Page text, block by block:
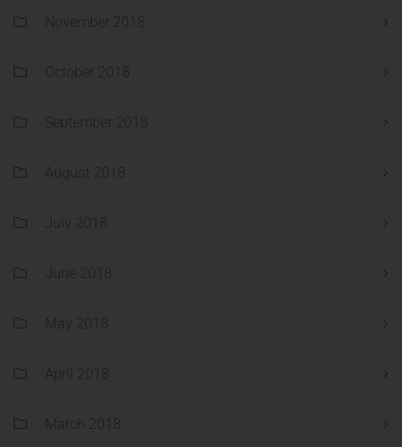
November 2018
October 2018
September 2018
August 2018
July 2018
June 2018
May 2018
April 2018
March 2018